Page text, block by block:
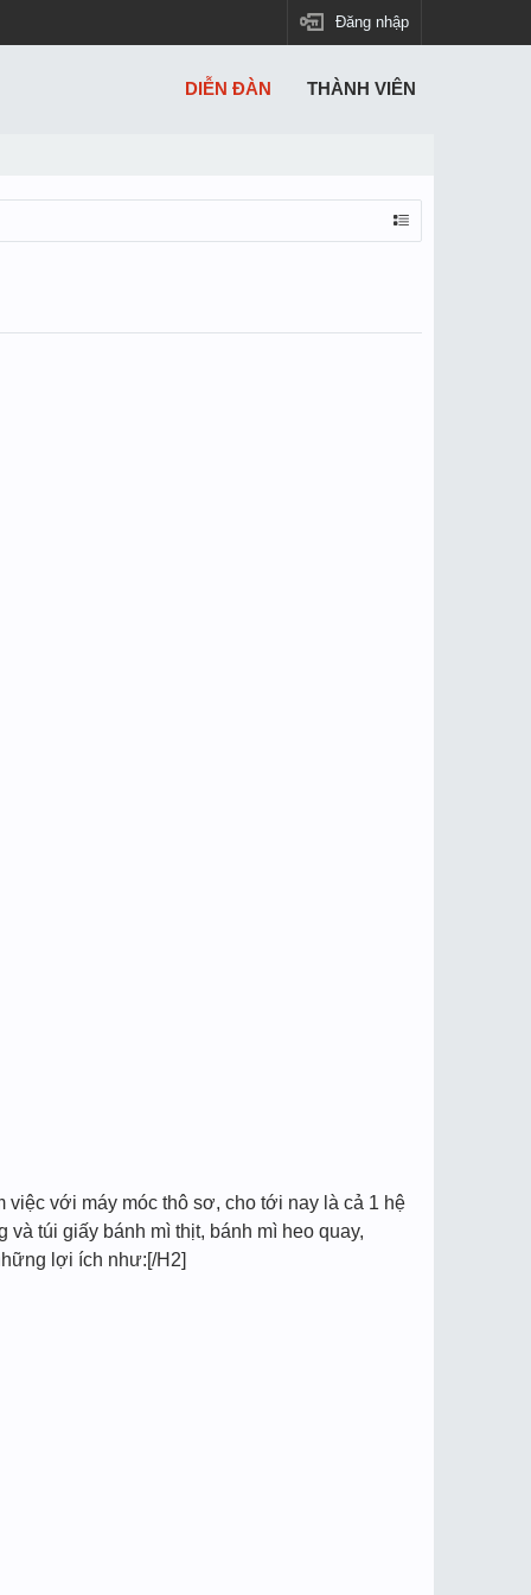
Đăng nhập
với máy móc thô sơ, cho tới nay là cả 1 hệ
túi giấy bánh mì thịt, bánh mì heo quay,
lợi ích như:[/H2]
DIỄN ĐÀN THÀNH VIÊN